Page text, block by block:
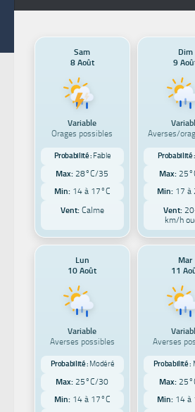
Sam
8 Août
Variable
Orages possibles
Probabilité : Faible
Max: 28°C/35
Min: 14 à 17°C
Vent:Calme
Dim
9
Averses/
Probabilité :
Max:
Min: 17 à
Vent:
km/h
Lun
10 Août
Variable
Averses possibles
Probabilité : Modéré
Max: 25°C/30
Min: 14 à 17°C
Mar
11
Averses
Probabilité :
Max:
Min: 14 à